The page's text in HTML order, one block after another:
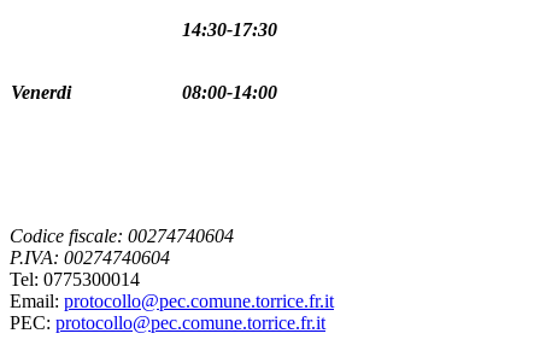
14:30-17:30
Venerdi 08:00-14:00
Codice fiscale: 00274740604
P.IVA: 00274740604
Tel: 0775300014
Email: protocollo@pec.comune.torrice.fr.it
PEC: protocollo@pec.comune.torrice.fr.it